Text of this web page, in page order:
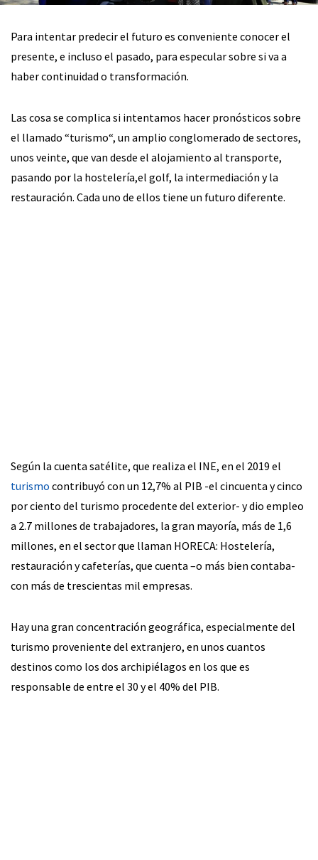
Para intentar predecir el futuro es conveniente conocer el
presente, e incluso el pasado, para especular sobre si va a
haber continuidad o transformación.
Las cosa se complica si intentamos hacer pronósticos sobre
el llamado “turismo“, un amplio conglomerado de sectores,
unos veinte, que van desde el alojamiento al transporte,
pasando por la hostelería,el golf, la intermediación y la
restauración. Cada uno de ellos tiene un futuro diferente.
Según la cuenta satélite, que realiza el INE, en el 2019 el
turismo contribuyó con un 12,7% al PIB -el cincuenta y cinco
por ciento del turismo procedente del exterior- y dio empleo
a 2.7 millones de trabajadores, la gran mayoría, más de 1,6
millones, en el sector que llaman HORECA: Hostelería,
restauración y cafeterías, que cuenta –o más bien contaba-
con más de trescientas mil empresas.
Hay una gran concentración geográfica, especialmente del
turismo proveniente del extranjero, en unos cuantos
destinos como los dos archipiélagos en los que es
responsable de entre el 30 y el 40% del PIB.